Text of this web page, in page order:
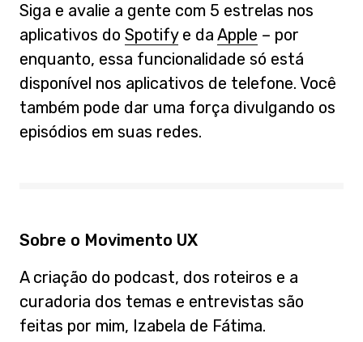
Siga e avalie a gente com 5 estrelas nos
aplicativos do Spotifye da Apple – por
enquanto, essa funcionalidade só está
disponível nos aplicativos de telefone. Você
também pode dar uma força divulgando os
episódios em suas redes.
Sobre o Movimento UX
A criação do podcast, dos roteiros e a
curadoria dos temas e entrevistas são
feitas por mim, Izabela de Fátima.